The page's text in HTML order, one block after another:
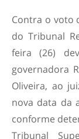
Contra o voto
do Tribunal
feira (26)
governadora
Oliveira, ao
nova data da
conforme
Tribunal